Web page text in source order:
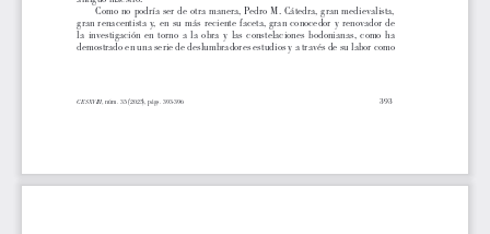
393
CESXVIII , núm. 35 (2025), págs. 393-396
Como no podría ser de otra manera, Pedro M. Cátedra, gran medievalista,
gran  renacentista  y,  en  su  más  reciente  faceta,  gran  conocedor  y  renovador  de
la  investigación  en  torno  a  la  obra  y  las  constelaciones  bodonianas,  como  ha
demostrado en una serie de deslumbradores estudios y a través de su labor como